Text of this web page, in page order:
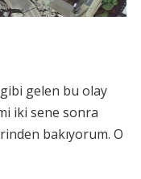
gelen bu olay
iki sene sonra
bakıyorum. O